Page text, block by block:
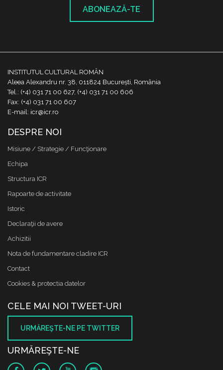
ABONEAZĂ-TE
INSTITUTUL CULTURAL ROMÂN
Aleea Alexandru nr. 38, 011824 București, România
Tel.: (+4) 031 71 00 627, (+4) 031 71 00 606
Fax: (+4) 031 71 00 607
E-mail: icr@icr.ro
DESPRE NOI
Misiune / Strategie / Funcţionare
Echipa
Structura ICR
Rapoarte de activitate
Istoric
Declaraţii de avere
Achizitii
Nota de fundamentare cladire ICR
Contact
Cookies & protectia datelor
CELE MAI NOI TWEET-URI
URMĂREŞTE-NE PE TWITTER
URMĂREŞTE-NE